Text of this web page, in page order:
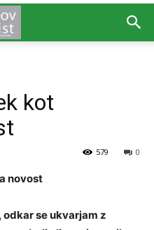
kot
0
579
novost
se ukvarjam z